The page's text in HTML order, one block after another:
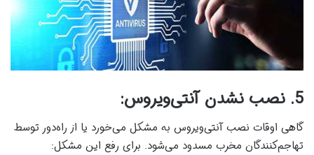
5. نصب نشدن آنتی‌ویروس:
گاهی اوقات نصب آنتی‌ویروس به مشکل می‌خورد یا از راه‌دور توسط
تهاجم‌کنندگان مخرب مسدود می‌شود. برای رفع این مشکل: